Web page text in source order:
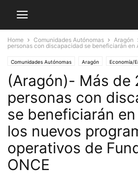
Home Comunidades Autónomas Aragón
personas con discapacidad se beneficiarán en
Comunidades Autónomas Aragón Economía/
Fundaciones
(Aragón)- Más de
personas con
se beneficiarán
los nuevos
operativos de
ONCE